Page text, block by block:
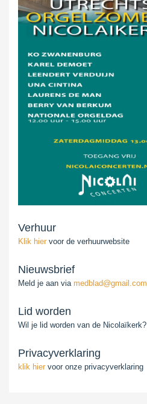
Verhuur
Klik hier voor de verhuurwebsite
Nieuwsbrief
Meld je aan via medblad@gmail.com
Lid worden
Wil je lid worden van de Nicolaïkerk?
Privacyverklaring
klik hier voor onze privacyverklaring